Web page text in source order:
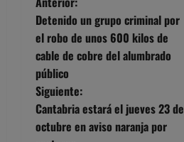
N
a
v
e
g
Detenido un grupo criminal por
el robo de unos 600 kilos de
cable de cobre del alumbrado
público
Siguiente:
Cantabria estará el jueves 23 de
octubre en aviso naranja por